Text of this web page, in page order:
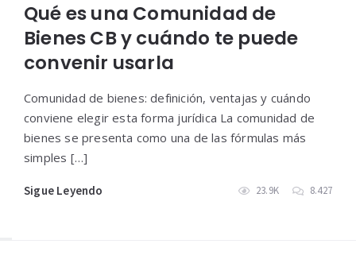
Qué es una Comunidad de
Bienes CB y cuándo te puede
convenir usarla
Comunidad de bienes: definición, ventajas y cuándo
conviene elegir esta forma jurídica La comunidad de
bienes se presenta como una de las fórmulas más
simples […]
Sigue Leyendo 23.9K 8.427